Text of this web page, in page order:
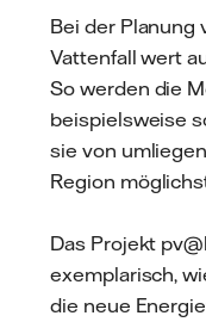
Bei der Planung
Vattenfall wert
So werden die
beispielsweise
sie von
Region
Das Projekt
exemplarisch,
die neue